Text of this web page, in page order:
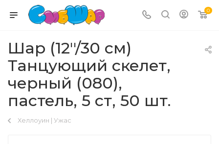
0
Шар (12''/30 см)
Танцующий скелет,
черный (080),
пастель, 5 ст, 50 шт.
Хеллоуин | Ужас